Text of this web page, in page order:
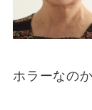
ホラーなの